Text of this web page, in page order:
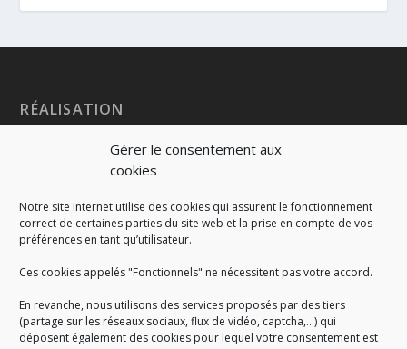
Gérer le consentement aux
cookies
Notre site Internet utilise des cookies qui assurent le fonctionnement
correct de certaines parties du site web et la prise en compte de vos
préférences en tant qu’utilisateur.
Ces cookies appelés "Fonctionnels" ne nécessitent pas votre accord.
En revanche, nous utilisons des services proposés par des tiers
(partage sur les réseaux sociaux, flux de vidéo, captcha,...) qui
déposent également des cookies pour lequel votre consentement est
RÉALISATION